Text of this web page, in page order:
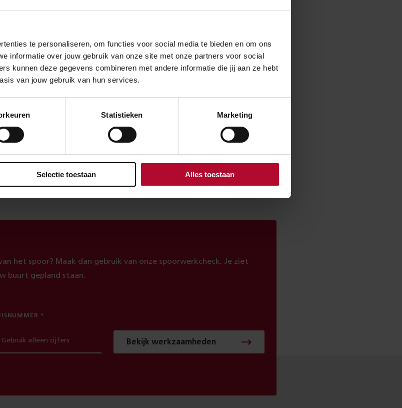
te personaliseren, om functies voor social media te bieden en om ons
informatie over jouw gebruik van onze site met onze partners voor social
kunnen deze gegevens combineren met andere informatie die jij aan ze hebt
van jouw gebruik van hun services.
Statistieken Marketing
Selectie toestaan Alles toestaan
(pdf)
het spoor? Maak dan gebruik van onze spoorwerkcheck. Je ziet
buurt gepland staan.
Bekijk werkzaamheden